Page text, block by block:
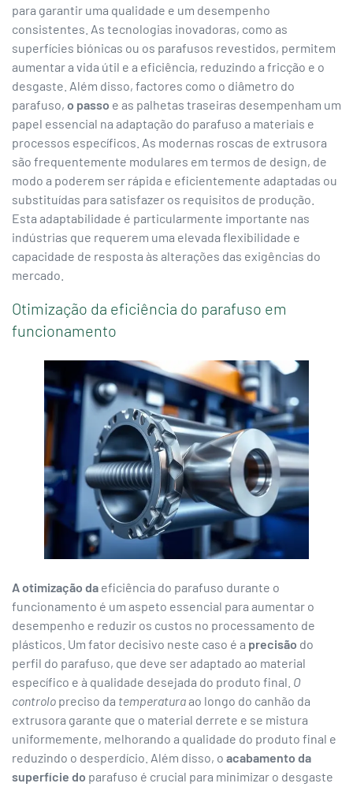
para garantir uma qualidade e um desempenho
consistentes. As tecnologias inovadoras, como as
superfícies biónicas ou os parafusos revestidos, permitem
aumentar a vida útil e a eficiência, reduzindo a fricção e o
desgaste. Além disso, factores como o diâmetro do
parafuso, o passo e as palhetas traseiras desempenham um
papel essencial na adaptação do parafuso a materiais e
processos específicos. As modernas roscas de extrusora
são frequentemente modulares em termos de design, de
modo a poderem ser rápida e eficientemente adaptadas ou
substituídas para satisfazer os requisitos de produção.
Esta adaptabilidade é particularmente importante nas
indústrias que requerem uma elevada flexibilidade e
capacidade de resposta às alterações das exigências do
mercado.
Otimização da eficiência do parafuso em
funcionamento
A otimização da eficiência do parafuso durante o
funcionamento é um aspeto essencial para aumentar o
desempenho e reduzir os custos no processamento de
plásticos. Um fator decisivo neste caso é a precisão do
perfil do parafuso, que deve ser adaptado ao material
específico e à qualidade desejada do produto final. O
controlo preciso da temperaturaao longo do canhão da
extrusora garante que o material derrete e se mistura
uniformemente, melhorando a qualidade do produto final e
reduzindo o desperdício. Além disso, o acabamento da
superfície do parafuso é crucial para minimizar o desgaste